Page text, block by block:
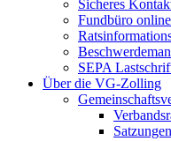
Sicheres
Fundbüro online
SEPA
Über die VG-Zolling
Satzungen